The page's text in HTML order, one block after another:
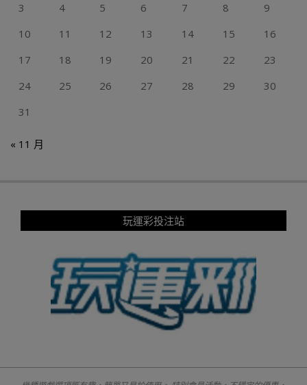
3
4 5 6 7 8
9
10
11 12 13 14 15
16
17
18 19 20 21 22
23
24
25 26 27 28 29
30
31
« 11 月
玩運彩投注站